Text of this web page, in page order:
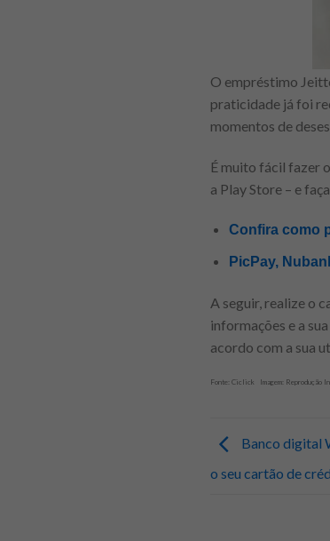
O empréstimo
praticidade já foi
momentos de
É muito fácil fazer
a Play Store – e
Confira como
PicPay,
A seguir, realize o
informações e a
acordo com a sua
Fonte: Ciclick Imagem: Reprodução
Banco digital
o seu cartão de